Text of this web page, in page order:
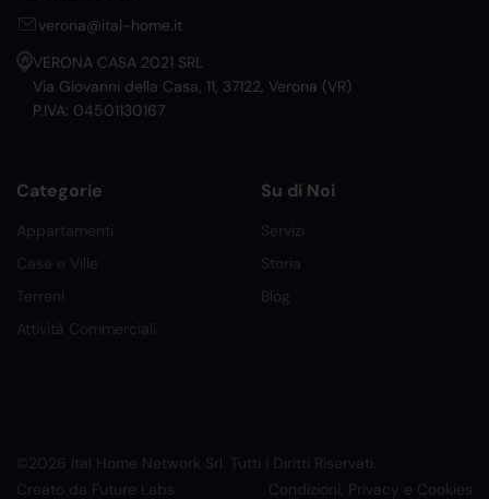
verona@ital-home.it
VERONA CASA 2021 SRL
Via Giovanni della Casa, 11, 37122, Verona (VR)
P.IVA: 04501130167
Categorie
Appartamenti
Case e Ville
Terreni
Attività Commerciali
Su di Noi
Servizi
Storia
Blog
©2026 Ital Home Network Srl. Tutti i Diritti Riservati.
Creato da Future Labs
Condizioni, Privacy e Cookies